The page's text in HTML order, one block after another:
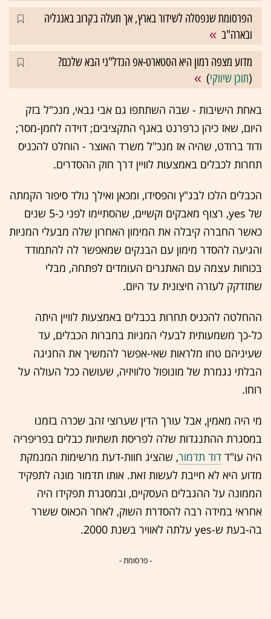
הפרסומת שנפסלה לשידור בארץ, אך תעלה בקרוב באנגליה
ובארה"ב
מדוע מצפה רמון היא הסטארט-אפ הנדל"ני הבא שלכם?
(תוכן שיווקי)
באחת הישיבות - שבה השתתפו גם אבי גבאי, מנכ"ל בזק
היום, שאז כיהן כרפרנט באגף התקציבים; דוידה לחמן-מסר;
ודוד ברודט, שהיה אז מנכ"ל משרד האוצר - הוחלט להכניס
תחרות לכבלים באמצעות לוויין דרך חוק ההסדרים.
הכבלים הלכו לבג"ץ והפסידו, ומכאן ואילך נולד סיפור הקמתה
של yes, רצוף מאבקים וקשיים, שהסתיימו לפני כ-5 שנים
כאשר החברה קיבלה את המימון האחרון שלה מבעלי המניות
והגיעה להסדר מימון עם הבנקים שמאפשר לה להתמודד
בכוחות עצמה עם האתגרים העומדים לפתחה, מבלי
שתזדקק לעזרה חיצונית עד היום.
ההחלטה להכניס תחרות בכבלים באמצעות לוויין היתה
כל-כך משמעותית לבעלי המניות בחברות הכבלים, עד
שעיניהם טחו מלראות שאי-אפשר להמשיך את החגיגה
הבלתי נגמרת של מונופול טלוויזיה, שעושה ככל העולה על
רוחו.
מי היה מאמין, אבל עורך הדין שערוצי זהב שכרה בזמנו
במסגרת ההתנגדות שלה לפריסת תשתיות כבלים בפריפריה
היה עו"ד דוד תדמור, שהציג חוות-דעת מרשימות המנמקת
מדוע היא לא חייבת לעשות זאת. אותו תדמור מונה לתפקיד
הממונה על ההגבלים העסקיים, ובמסגרת תפקידו היה
אחראי במידה רבה להסדרת השוק, לאחר הכאוס ששרר
בה-בעת ש-yes עלתה לאוויר בשנת 2000.
- פרסומת -